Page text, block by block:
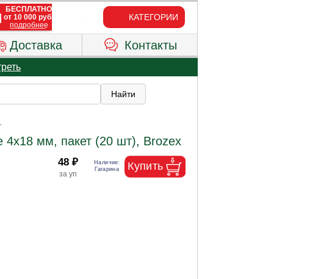
КАТЕГОРИИ
Доставка Контакты
4х18 мм, пакет (20 шт), Brozex
48 ₽